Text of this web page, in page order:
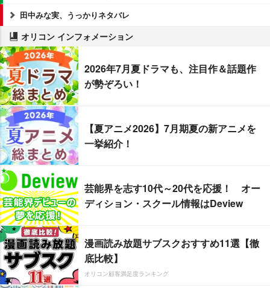
田中みな実、うっかりネタバレ
オリコン インフォメーション
2026年7月夏ドラマも、注目作＆話題作
が勢ぞろい！
【夏アニメ2026】7月期夏の新アニメを
一挙紹介！
芸能界を志す10代～20代を応援！ オー
ディション・スクール情報はDeview
漫画読み放題サブスクおすすめ11選【徹
底比較】
オリコン顧客満足度ランキング